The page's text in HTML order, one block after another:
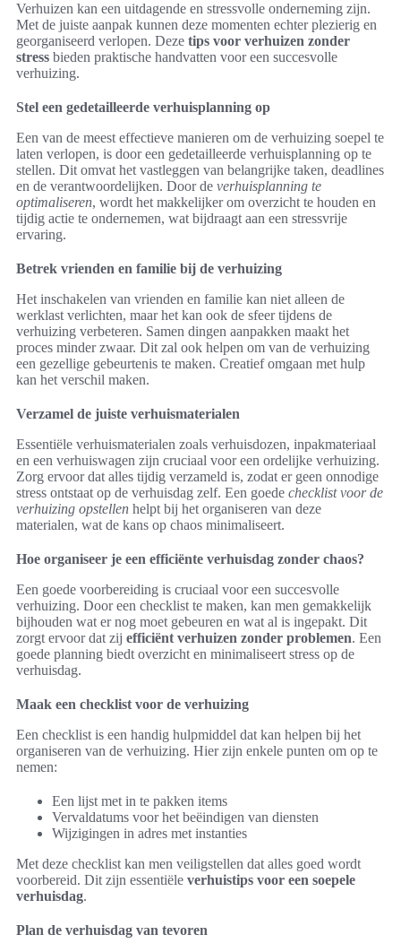
Verhuizen kan een uitdagende en stressvolle onderneming zijn.
Met de juiste aanpak kunnen deze momenten echter plezierig en
georganiseerd verlopen. Deze tips voor verhuizen zonder
stress bieden praktische handvatten voor een succesvolle
verhuizing.
Stel een gedetailleerde verhuisplanning op
Een van de meest effectieve manieren om de verhuizing soepel te
laten verlopen, is door een gedetailleerde verhuisplanning op te
stellen. Dit omvat het vastleggen van belangrijke taken, deadlines
en de verantwoordelijken. Door de verhuisplanning te
optimaliseren, wordt het makkelijker om overzicht te houden en
tijdig actie te ondernemen, wat bijdraagt aan een stressvrije
ervaring.
Betrek vrienden en familie bij de verhuizing
Het inschakelen van vrienden en familie kan niet alleen de
werklast verlichten, maar het kan ook de sfeer tijdens de
verhuizing verbeteren. Samen dingen aanpakken maakt het
proces minder zwaar. Dit zal ook helpen om van de verhuizing
een gezellige gebeurtenis te maken. Creatief omgaan met hulp
kan het verschil maken.
Verzamel de juiste verhuismaterialen
Essentiële verhuismaterialen zoals verhuisdozen, inpakmateriaal
en een verhuiswagen zijn cruciaal voor een ordelijke verhuizing.
Zorg ervoor dat alles tijdig verzameld is, zodat er geen onnodige
stress ontstaat op de verhuisdag zelf. Een goede checklist voor de
verhuizing opstellen helpt bij het organiseren van deze
materialen, wat de kans op chaos minimaliseert.
Hoe organiseer je een efficiënte verhuisdag zonder chaos?
Een goede voorbereiding is cruciaal voor een succesvolle
verhuizing. Door een checklist te maken, kan men gemakkelijk
bijhouden wat er nog moet gebeuren en wat al is ingepakt. Dit
zorgt ervoor dat zij efficiënt verhuizen zonder problemen. Een
goede planning biedt overzicht en minimaliseert stress op de
verhuisdag.
Maak een checklist voor de verhuizing
Een checklist is een handig hulpmiddel dat kan helpen bij het
organiseren van de verhuizing. Hier zijn enkele punten om op te
nemen:
Een lijst met in te pakken items
Vervaldatums voor het beëindigen van diensten
Wijzigingen in adres met instanties
Met deze checklist kan men veiligstellen dat alles goed wordt
voorbereid. Dit zijn essentiële verhuistips voor een soepele
verhuisdag.
Plan de verhuisdag van tevoren